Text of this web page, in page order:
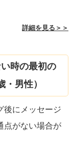
詳細を見る＞＞
時の最初の
男性）
後にメッセージ
点がない場合が